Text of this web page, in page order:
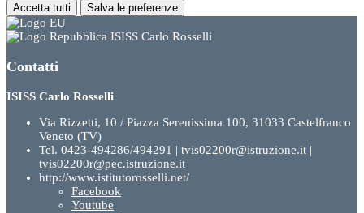
Accetta tutti Salva le preferenze
ISISS Carlo Rosselli
Contatti
ISISS Carlo Rosselli
Via Rizzetti, 10 / Piazza Serenissima 100, 31033 Castelfranco
Veneto (TV)
Tel. 0423-494286/494291 | tvis02200r@istruzione.it |
tvis02200r@pec.istruzione.it
http://www.istitutorosselli.net/
Facebook
Youtube